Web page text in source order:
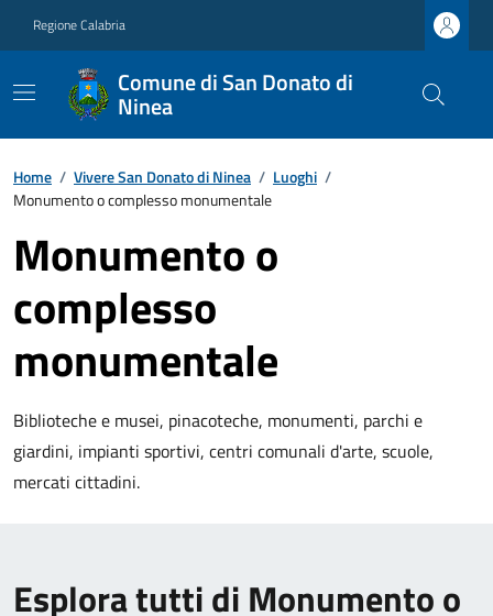
Regione Calabria
Comune di San Donato di
Ninea
Home / Vivere San Donato di Ninea / Luoghi /
Monumento o complesso monumentale
Monumento o
complesso
monumentale
Biblioteche e musei, pinacoteche, monumenti, parchi e
giardini, impianti sportivi, centri comunali d'arte, scuole,
mercati cittadini.
Esplora tutti di Monumento o